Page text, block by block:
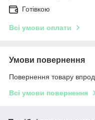
Готівкою
Всі умови оплати
Умови повернення
Повернення товару
Всі умови повернення